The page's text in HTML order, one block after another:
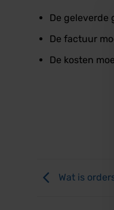
De geleverde
De factuur
De kosten
Wat is